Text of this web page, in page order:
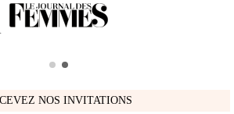
NOS INVITATIONS